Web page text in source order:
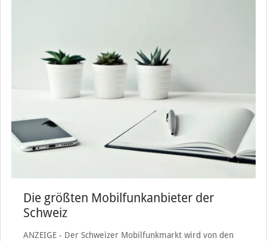
Die größten Mobilfunkanbieter der
Schweiz
ANZEIGE - Der Schweizer Mobilfunkmarkt wird von den